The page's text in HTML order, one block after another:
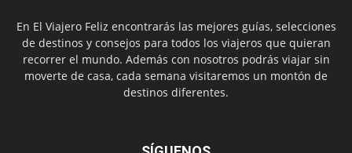
En El Viajero Feliz encontrarás las mejores guías, selecciones
de destinos y consejos para todos los viajeros que quieran
recorrer el mundo. Además con nosotros podrás viajar sin
moverte de casa, cada semana visitaremos un montón de
destinos diferentes.